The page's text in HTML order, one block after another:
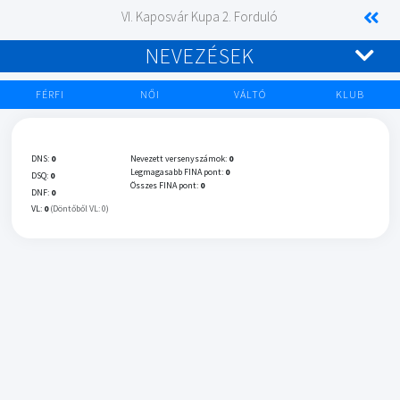
VI. Kaposvár Kupa 2. Forduló
NEVEZÉSEK
FÉRFI NŐI VÁLTÓ KLUB
DNS: 0
DSQ: 0
DNF: 0
VL: 0 (Döntőből VL: 0)
Nevezett versenyszámok: 0
Legmagasabb FINA pont: 0
Összes FINA pont: 0